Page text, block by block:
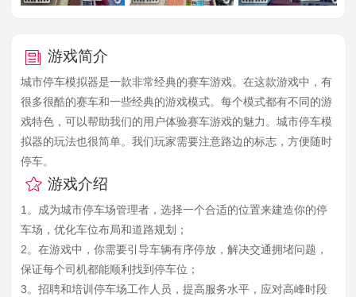
游戏简介
城市停车模拟器是一款非常经典的赛车游戏。在这款游戏中，有
很多很酷的赛车和一些经典的游戏模式。每个模式都有不同的游
戏特色，可以帮助我们的用户体验赛车游戏的魅力。城市停车模
拟器的玩法也很简单。我们玩家需要注意路边的标志，方便随时
停车。
游戏介绍
1。成为城市停车场管理者，选择一个合适的位置来建造你的停
车场，优化车位布局和道路规划；
2。在游戏中，你需要引导车辆有序停放，解决交通拥堵问题，
保证每个司机都能顺利找到停车位；
3。招聘和培训停车场工作人员，提高服务水平，应对高峰时段